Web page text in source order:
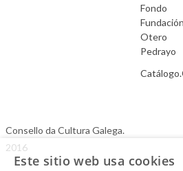
Fondo
Fundación
Otero
Pedrayo
Consello da Cultura Galega.
2016
Este sitio web usa cookies